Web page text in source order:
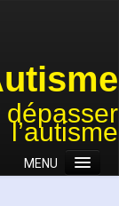
dépasser
l’autisme
MENU